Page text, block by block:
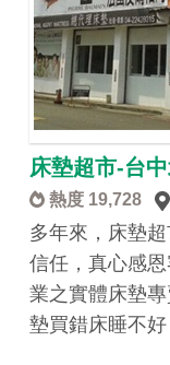
床墊超市-台
熱度 19,728
多年來，床墊
信任，真心感
業之實體床墊
墊買錯床睡不